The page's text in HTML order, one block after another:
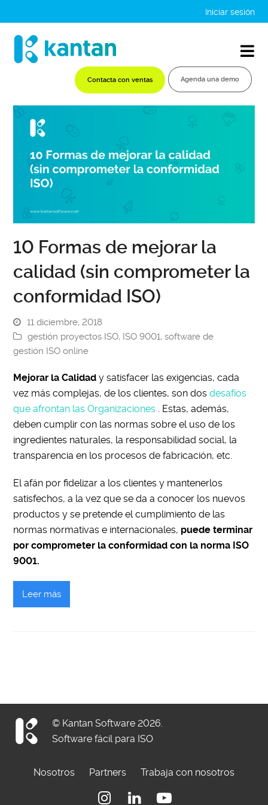
Iniciar sesión
Contacta con ventas Agenda una demo
10 Formas de mejorar la
calidad (sin comprometer la
conformidad ISO)
11 diciembre, 2018
gestión proyectos ISO, ISO 9001,software de
gestión ISO online
Mejorar la Calidad y satisfacer las exigencias, cada
vez más complejas, de los clientes, son dosdesafíos
que afrontan las Organizaciones . Estas, además,
deben cumplir con las normas sobre el uso de los
ingredientes naturales, la responsabilidad social, la
transparencia en los procesos de fabricación, etc.
El afán por fidelizar a los clientes y mantenerlos
satisfechos, a la vez que se da a conocer los nuevos
productos y se pretende el cumplimiento de las
normas normativas e internacionales, puede terminar
por comprometer la conformidad con la norma ISO
9001.
Leer más
© Kantan Software 2026.
Software fácil para ISO
Nosotros Partners Trabaja con nosotros
InstagramLinkedinYoutube